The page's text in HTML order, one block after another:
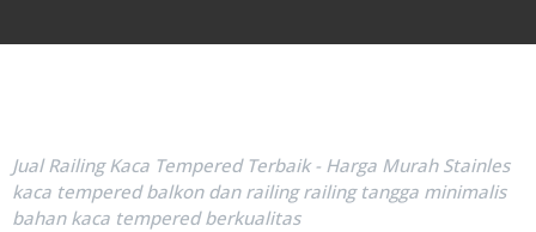
Jual Railing Kaca Tempered Terbaik - Harga Murah Stainles
kaca tempered balkon dan railing railing tangga minimalis
bahan kaca tempered berkualitas